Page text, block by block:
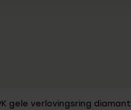
gele verlovingsring diamant